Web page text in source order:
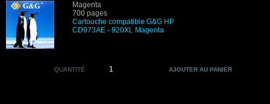
Magenta
700 pages
Cartouche compatible G&G HP
CD973AE - 920XL Magenta
QUANTITÉ